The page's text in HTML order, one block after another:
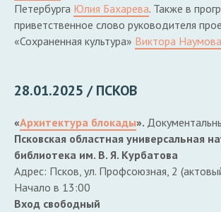
Петербурга Юлия Бахарева. Также в
приветственное слово руководителя
«Сохраненная культура» Виктора Наумова
28.01.2025 / ПСКОВ
«Архитектура блокады».
Псковская областная универсальная
библиотека им. В. Я. Курбатова
Адрес: Псков, ул. Профсоюзная, 2
Начало в 13:00
Вход свободный